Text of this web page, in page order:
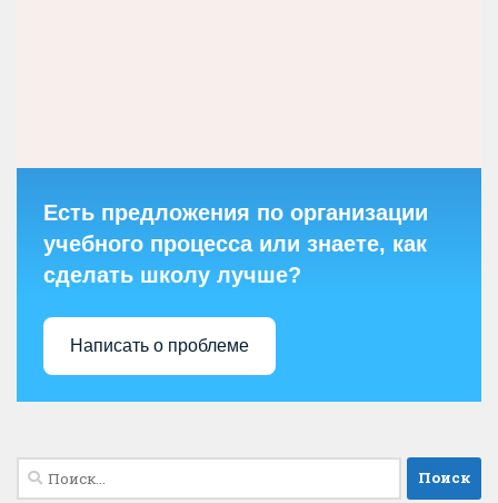
Есть предложения по организации
учебного процесса или знаете, как
сделать школу лучше?
Написать о проблеме
Найти: